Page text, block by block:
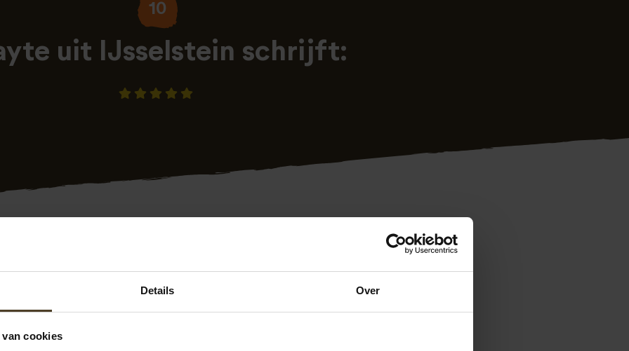
Details Over
cookies
10
uit IJsselstein schrijft:
geplaatst opKlantenvertellen.nl
jaar geleden tot volle tevredenheid onze nieuwe schutting lieten plaatsen
raakte het complete slot van de poortdeur door een ongelukkige